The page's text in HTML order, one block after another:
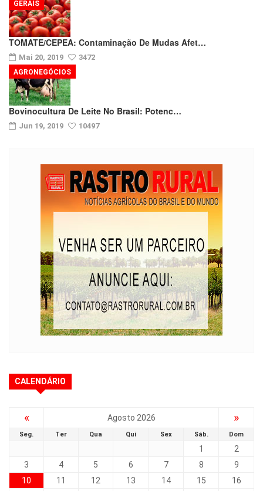
TOMATE/CEPEA: Contaminação De Mudas Afet…
Mai 20, 2019 3472
GERAIS
Bovinocultura De Leite No Brasil: Potenc…
Jun 19, 2019 10497
AGRONEGÓCIOS
CALENDÁRIO
« Agosto 2026 »
Seg. Ter Qua Qui Sex Sáb. Dom
1
2
3
4 5 6 7 8
9
10
11 12 13 14 15
16